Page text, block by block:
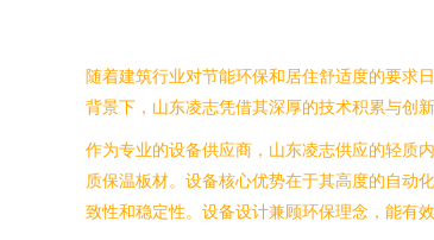
随着建筑行业对节能环保和居住舒适度的要求
背景下，山东凌志凭借其深厚的技术积累与创
作为专业的设备供应商，山东凌志供应的轻质
质保温板材。设备核心优势在于其高度的自动
致性和稳定性。设备设计兼顾环保理念，能有